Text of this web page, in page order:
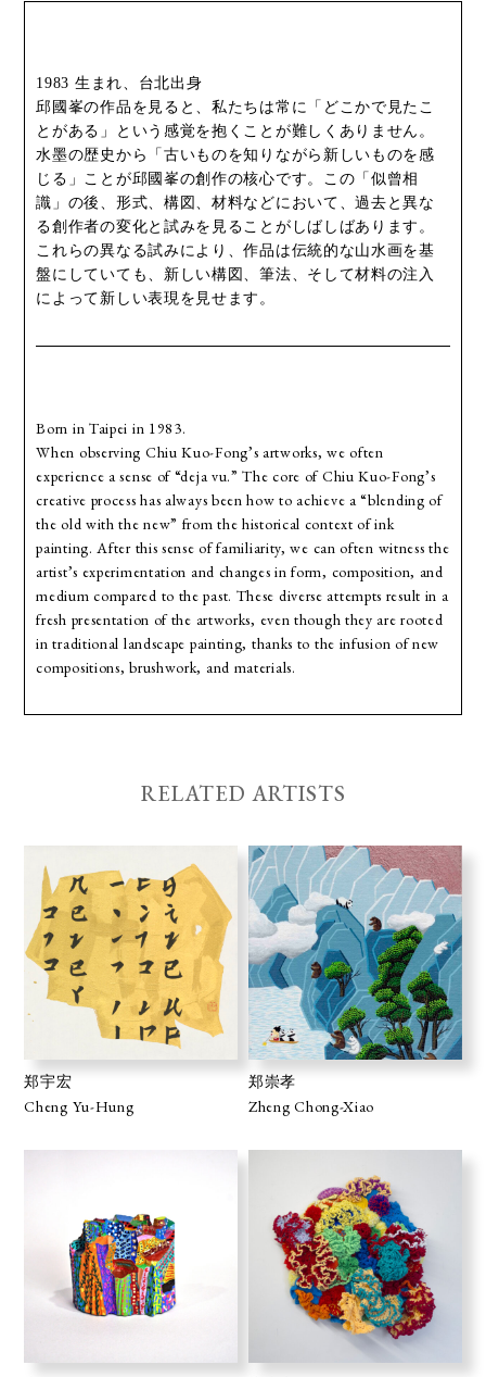
1983 生まれ、台北出身
邱國峯の作品を見ると、私たちは常に「どこかで見たこ
とがある」という感覚を抱くことが難しくありません。
水墨の歴史から「古いものを知りながら新しいものを感
じる」ことが邱國峯の創作の核心です。この「似曾相
識」の後、形式、構図、材料などにおいて、過去と異な
る創作者の変化と試みを見ることがしばしばあります。
これらの異なる試みにより、作品は伝統的な山水画を基
盤にしていても、新しい構図、筆法、そして材料の注入
によって新しい表現を見せます。
Born in Taipei in 1983.
When observing Chiu Kuo-Fong’s artworks, we often
experience a sense of “deja vu.” The core of Chiu Kuo-Fong’s
creative process has always been how to achieve a “blending of
the old with the new” from the historical context of ink
painting. After this sense of familiarity, we can often witness the
artist’s experimentation and changes in form, composition, and
medium compared to the past. These diverse attempts result in a
fresh presentation of the artworks, even though they are rooted
in traditional landscape painting, thanks to the infusion of new
compositions, brushwork, and materials.
RELATED ARTISTS
郑宇宏
Cheng Yu-Hung
郑崇孝
Zheng Chong-Xiao